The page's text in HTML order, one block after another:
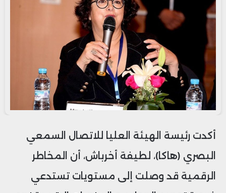
أكدت رئيسة الهيئة العليا للاتصال السمعي
البصري (هاكا)، لطيفة أخرباش، أن المخاطر
الرقمية قد وصلت إلى مستويات تستدعي